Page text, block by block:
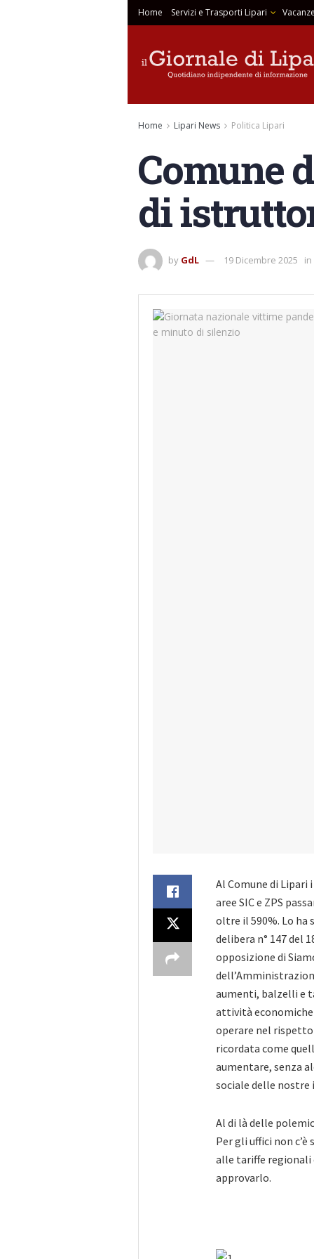
Home Servizi e Trasporti Lipari
Home Lipari News Politica Lipari
Comune
di
by GdL 19 Dicembre 2025 in
Al Comune di
aree SIC e ZPS
oltre il 590%. Lo ha
delibera n° 147 del
opposizione di
aumenti, balzelli e
attività
operare nel
ricordata come
aumentare, senza
sociale delle nostre
Al di là delle
Per gli uffici non
alle tariffe regionali
approvarlo.